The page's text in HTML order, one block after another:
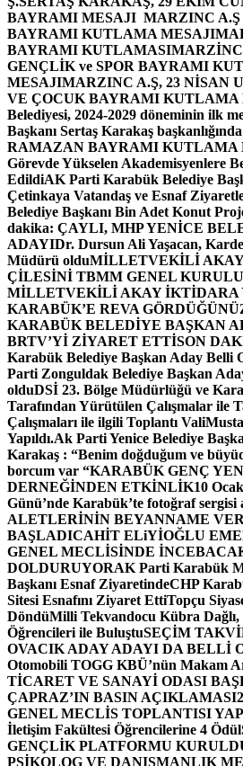
BAYRAMI MESAJI MARZINC A.Ş
BAYRAMI KUTLAMA MESAJI
BAYRAMI KUTLAMASIMARZİNC
GENÇLİK ve SPOR BAYRAMI
MESAJIMARZINC A.Ş, 23 NİSAN
VE ÇOCUK BAYRAMI KUTLAMA
Belediyesi, 2024-2029 döneminin ilk
Başkanı Sertaş Karakaş
RAMAZAN BAYRAMI KUTLAMA
Görevde Yükselen Akademisyenlere
EdildiAK Parti Karabük Belediye
Çetinkaya Vatandaş ve Esnaf
Belediye Başkanı Bin Adet Konut
dakika: ÇAYLI, MHP YENİCE
ADAYIDr. Dursun Ali Yaşacan,
Müdürü olduMİLLETVEKİLİ AKAY
ÇİLESİNİ TBMM GENEL
MİLLETVEKİLİ AKAY İKTİDARA
KARABÜK’E REVA
KARABÜK BELEDİYE BAŞKAN
BRTV’Yİ ZİYARET ETTİSON
Karabük Belediye Başkan Aday Belli
Parti Zonguldak Belediye Başkan
olduDSİ 23. Bölge Müdürlüğü ve
Tarafından Yürütülen Çalışmalar ile
Çalışmaları ile ilgili Toplantı
Yapıldı.Ak Parti Yenice Belediye
Karakaş : “Benim doğduğum ve
borcum var “KARABÜK GENÇ
DERNEĞİNDEN ETKİNLİK10
Günü’nde Karabük’te fotoğraf sergisi
ALETLERİNİN BEYANNAME
BAŞLADICAHİT ELiYİOĞLU
GENEL MECLİSİNDE
DOLDURUYORAK Parti Karabük
Başkanı Esnaf ZiyaretindeCHP
Sitesi Esnafını Ziyaret EttiTopçu
DöndüMilli Tekvandocu Kübra
Öğrencileri ile BuluştuSEÇİM
OVACIK ADAY ADAYI DA BELLİ
Otomobili TOGG KBÜ’nün Makam
TİCARET VE SANAYİ ODASI
ÇAPRAZ’IN BASIN AÇIKLAMASI
GENEL MECLİS TOPLANTISI
İletişim Fakültesi Öğrencilerine 4 Ödül
GENÇLİK PLATFORMU
PSİKOLOG VE DANIŞMANLIK